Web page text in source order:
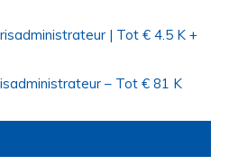
| Tot € 4.5 K +
– Tot € 81 K